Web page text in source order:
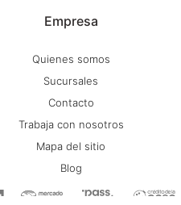
Empresa
Quienes somos
Sucursales
Contacto
Trabaja con nosotros
Mapa del sitio
Blog